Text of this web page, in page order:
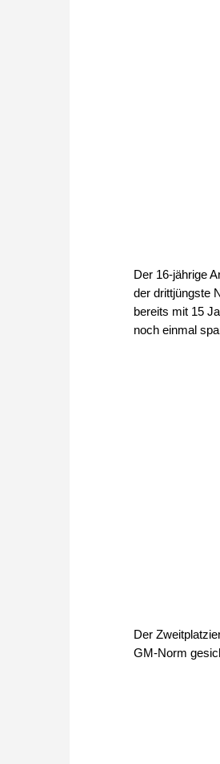
Der 16-jährige
der drittjüngste
bereits mit 15
noch einmal
Der
GM-Norm